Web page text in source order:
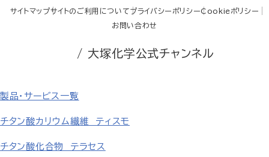
サイトマップサイトのご利用についてプライバシーポリシーCookieポリシー
お問い合わせ
/ 大塚化学公式チャンネル
製品・サービス一覧
チタン酸カリウム繊維 ティスモ
チタン酸化合物 テラセス